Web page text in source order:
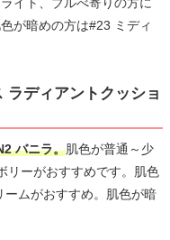
イト、ブルべ寄りの方に
が暗めの方は#23 ミディ
ディアントクッショ
バニラ。肌色が普通～少
リーがおすすめです。肌色
ムがおすすめ。肌色が暗